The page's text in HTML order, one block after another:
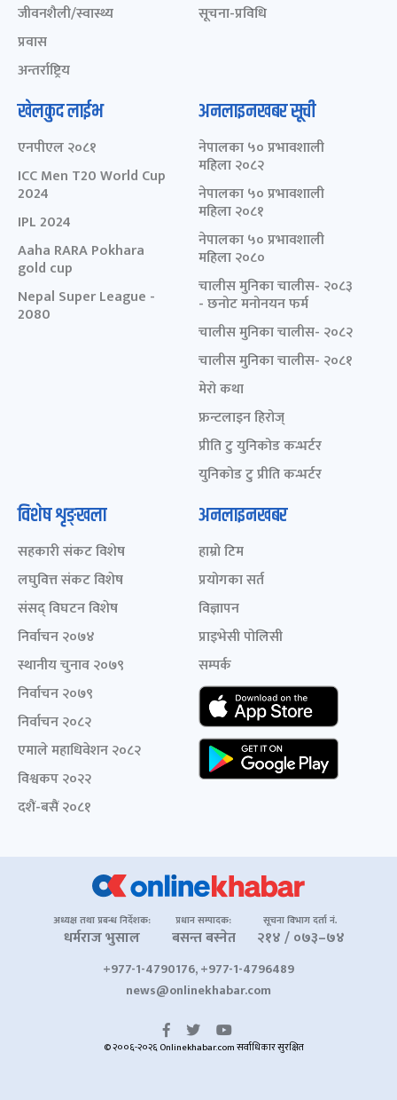
जीवनशैली/स्वास्थ्य
प्रवास
अन्तर्राष्ट्रिय
सूचना-प्रविधि
खेलकुद लाईभ
एनपीएल २०८१
ICC Men T20 World Cup
2024
IPL 2024
Aaha RARA Pokhara
gold cup
Nepal Super League -
2080
अनलाइनखबर सूची
नेपालका ५० प्रभावशाली
महिला २०८२
नेपालका ५० प्रभावशाली
महिला २०८१
नेपालका ५० प्रभावशाली
महिला २०८०
चालीस मुनिका चालीस- २०८३
- छनोट मनोनयन फर्म
चालीस मुनिका चालीस- २०८२
चालीस मुनिका चालीस- २०८१
मेरो कथा
फ्रन्टलाइन हिरोज्
प्रीति टु युनिकोड कन्भर्टर
युनिकोड टु प्रीति कन्भर्टर
विशेष शृङ्खला
सहकारी संकट विशेष
लघुवित्त संकट विशेष
संसद् विघटन विशेष
निर्वाचन २०७४
स्थानीय चुनाव २०७९
निर्वाचन २०७९
निर्वाचन २०८२
एमाले महाधिवेशन २०८२
विश्वकप २०२२
दशैं-बसैं २०८१
अनलाइनखबर
हाम्रो टिम
प्रयोगका सर्त
विज्ञापन
प्राइभेसी पोलिसी
सम्पर्क
अध्यक्ष तथा प्रबन्ध निर्देशक:
धर्मराज भुसाल
प्रधान सम्पादक:
बसन्त बस्नेत
सूचना विभाग दर्ता नं.
२१४ / ०७३–७४
+977-1-4790176, +977-1-4796489
news@onlinekhabar.com
© २००६-२०२६ Onlinekhabar.com सर्वाधिकार सुरक्षित